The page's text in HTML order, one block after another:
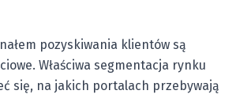
pozyskiwania klientów są
Właściwa segmentacja rynku
się, na jakich portalach przebywają